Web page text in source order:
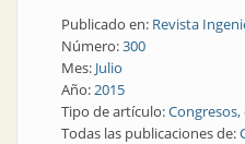
Publicado en: Revista
Número:300
Mes: Julio
Año:2015
Tipo de artículo:
Todas las publicaciones de: